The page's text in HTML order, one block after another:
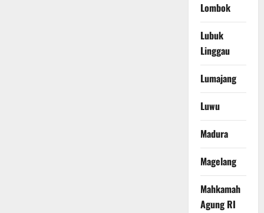
Lombok
Lubuk
Linggau
Lumajang
Luwu
Madura
Magelang
Mahkamah
Agung RI